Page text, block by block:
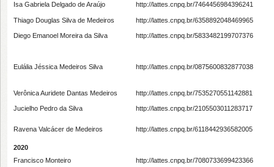
Isa Gabriela Delgado de Araújo http://lattes.cnpq.br/7464456984396241
Thiago Douglas Silva de Medeiros http://lattes.cnpq.br/6358892048469965
Diego Emanoel Moreira da Silva http://lattes.cnpq.br/5833482199707376
Eulália Jéssica Medeiros Silva http://lattes.cnpq.br/0875600832877038
Verônica Auridete Dantas Medeiros http://lattes.cnpq.br/7535270551142881
Jucielho Pedro da Silva http://lattes.cnpq.br/2105503011283717
Ravena Valcácer de Medeiros http://lattes.cnpq.br/6118442936582005
2020
Francisco Monteiro
http://lattes.cnpq.br/7080733699423366